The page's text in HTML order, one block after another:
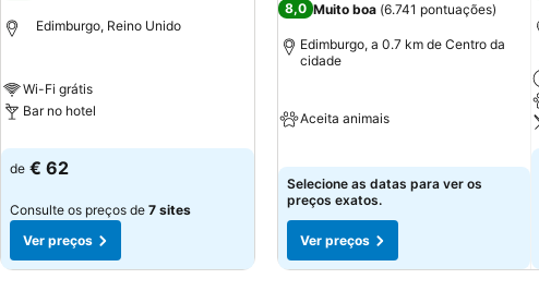
Edimburgo, Reino Unido
Wi-Fi grátis
Bar no hotel
de € 62
Consulte os preços de 7 sites
Ver preços
8,0 Muito boa (6.741 pontuações)
Edimburgo, a 0.7 km de Centro da
cidade
Aceita animais
Selecione as datas para ver os
preços exatos.
Ver preços